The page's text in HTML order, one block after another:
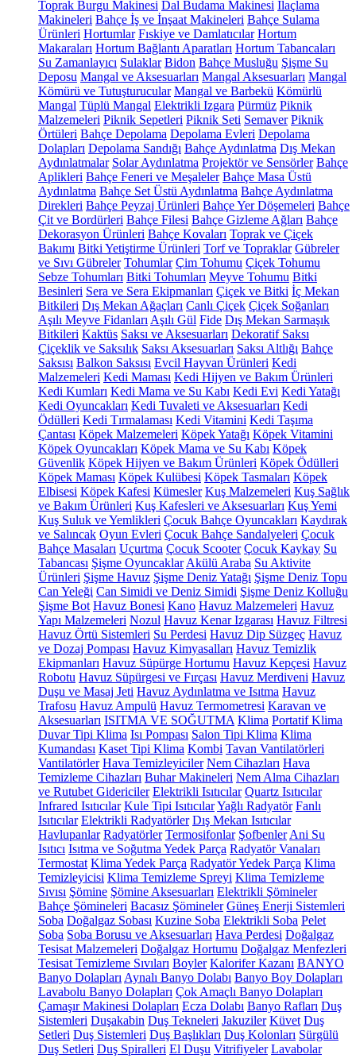
Toprak Burgu Makinesi Dal Budama Makinesi İlaçlama
Makineleri Bahçe İş ve İnşaat Makineleri Bahçe Sulama
Ürünleri Hortumlar Fıskiye ve Damlatıcılar Hortum
Makaraları Hortum Bağlantı Aparatları Hortum Tabancaları
Su Zamanlayıcı Sulaklar Bidon Bahçe Musluğu Şişme Su
Deposu Mangal ve Aksesuarları Mangal Aksesuarları Mangal
Kömürü ve Tutuşturucular Mangal ve Barbekü Kömürlü
Mangal Tüplü Mangal Elektrikli Izgara Pürmüz Piknik
Malzemeleri Piknik Sepetleri Piknik Seti Semaver Piknik
Örtüleri Bahçe Depolama Depolama Evleri Depolama
Dolapları Depolama Sandığı Bahçe Aydınlatma Dış Mekan
Aydınlatmalar Solar Aydınlatma Projektör ve Sensörler Bahçe
Aplikleri Bahçe Feneri ve Meşaleler Bahçe Masa Üstü
Aydınlatma Bahçe Set Üstü Aydınlatma Bahçe Aydınlatma
Direkleri Bahçe Peyzaj Ürünleri Bahçe Yer Döşemeleri Bahçe
Çit ve Bordürleri Bahçe Filesi Bahçe Gizleme Ağları Bahçe
Dekorasyon Ürünleri Bahçe Kovaları Toprak ve Çiçek
Bakımı Bitki Yetiştirme Ürünleri Torf ve Topraklar Gübreler
ve Sıvı Gübreler Tohumlar Çim Tohumu Çiçek Tohumu
Sebze Tohumları Bitki Tohumları Meyve Tohumu Bitki
Besinleri Sera ve Sera Ekipmanları Çiçek ve Bitki İç Mekan
Bitkileri Dış Mekan Ağaçları Canlı Çiçek Çiçek Soğanları
Aşılı Meyve Fidanları Aşılı Gül Fide Dış Mekan Sarmaşık
Bitkileri Kaktüs Saksı ve Aksesuarları Dekoratif Saksı
Çiçeklik ve Saksılık Saksı Aksesuarları Saksı Altlığı Bahçe
Saksısı Balkon Saksısı Evcil Hayvan Ürünleri Kedi
Malzemeleri Kedi Maması Kedi Hijyen ve Bakım Ürünleri
Kedi Kumları Kedi Mama ve Su Kabı Kedi Evi Kedi Yatağı
Kedi Oyuncakları Kedi Tuvaleti ve Aksesuarları Kedi
Ödülleri Kedi Tırmalaması Kedi Vitamini Kedi Taşıma
Çantası Köpek Malzemeleri Köpek Yatağı Köpek Vitamini
Köpek Oyuncakları Köpek Mama ve Su Kabı Köpek
Güvenlik Köpek Hijyen ve Bakım Ürünleri Köpek Ödülleri
Köpek Maması Köpek Kulübesi Köpek Tasmaları Köpek
Elbisesi Köpek Kafesi Kümesler Kuş Malzemeleri Kuş Sağlık
ve Bakım Ürünleri Kuş Kafesleri ve Aksesuarları Kuş Yemi
Kuş Suluk ve Yemlikleri Çocuk Bahçe Oyuncakları Kaydırak
ve Salıncak Oyun Evleri Çocuk Bahçe Sandalyeleri Çocuk
Bahçe Masaları Uçurtma Çocuk Scooter Çocuk Kaykay Su
Tabancası Şişme Oyuncaklar Akülü Araba Su Aktivite
Ürünleri Şişme Havuz Şişme Deniz Yatağı Şişme Deniz Topu
Can Yeleği Can Simidi ve Deniz Simidi Şişme Deniz Kolluğu
Şişme Bot Havuz Bonesi Kano Havuz Malzemeleri Havuz
Yapı Malzemeleri Nozul Havuz Kenar Izgarası Havuz Filtresi
Havuz Örtü Sistemleri Su Perdesi Havuz Dip Süzgeç Havuz
ve Dozaj Pompası Havuz Kimyasalları Havuz Temizlik
Ekipmanları Havuz Süpürge Hortumu Havuz Kepçesi Havuz
Robotu Havuz Süpürgesi ve Fırçası Havuz Merdiveni Havuz
Duşu ve Masaj Jeti Havuz Aydınlatma ve Isıtma Havuz
Trafosu Havuz Ampulü Havuz Termometresi Karavan ve
Aksesuarları ISITMA VE SOĞUTMA Klima Portatif Klima
Duvar Tipi Klima Isı Pompası Salon Tipi Klima Klima
Kumandası Kaset Tipi Klima Kombi Tavan Vantilatörleri
Vantilatörler Hava Temizleyiciler Nem Cihazları Hava
Temizleme Cihazları Buhar Makineleri Nem Alma Cihazları
ve Rutubet Gidericiler Elektrikli Isıtıcılar Quartz Isıtıcılar
Infrared Isıtıcılar Kule Tipi IsıtıcılarYağlı Radyatör Fanlı
Isıtıcılar Elektrikli Radyatörler Dış Mekan Isıtıcılar
Havlupanlar Radyatörler Termosifonlar Şofbenler Ani Su
Isıtıcı Isıtma ve Soğutma Yedek Parça Radyatör Vanaları
Termostat Klima Yedek Parça Radyatör Yedek Parça Klima
Temizleyicisi Klima Temizleme Spreyi Klima Temizleme
Sıvısı Şömine Şömine Aksesuarları Elektrikli Şömineler
Bahçe Şömineleri Bacasız Şömineler Güneş Enerji Sistemleri
Soba Doğalgaz Sobası Kuzine Soba Elektrikli Soba Pelet
Soba Soba Borusu ve Aksesuarları Hava Perdesi Doğalgaz
Tesisat Malzemeleri Doğalgaz Hortumu Doğalgaz Menfezleri
Tesisat Temizleme Sıvıları Boyler Kalorifer Kazanı BANYO
Banyo Dolapları Aynalı Banyo Dolabı Banyo Boy Dolapları
Lavabolu Banyo Dolapları Çok Amaçlı Banyo Dolapları
Çamaşır Makinesi Dolapları Ecza Dolabı Banyo Rafları Duş
Sistemleri Duşakabin Duş Tekneleri Jakuziler Küvet Duş
Setleri Duş Sistemleri Duş Başlıkları Duş Kolonları Sürgülü
Duş Setleri Duş Spiralleri El Duşu Vitrifiyeler Lavabolar